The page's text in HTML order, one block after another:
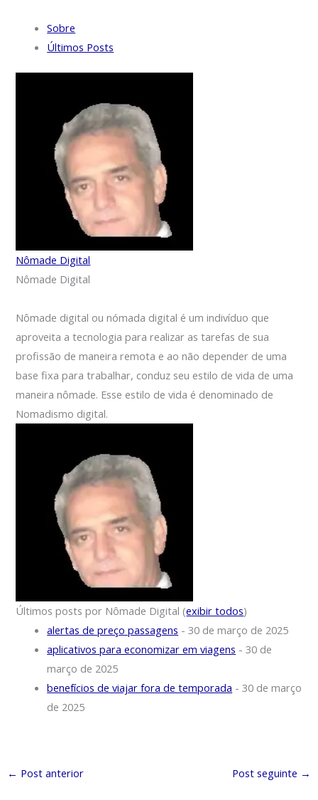
Sobre
Últimos Posts
Nômade Digital
Nômade Digital
Nômade digital ou nómada digital é um indivíduo que
aproveita a tecnologia para realizar as tarefas de sua
profissão de maneira remota e ao não depender de uma
base fixa para trabalhar, conduz seu estilo de vida de uma
maneira nômade. Esse estilo de vida é denominado de
Nomadismo digital.
Últimos posts por Nômade Digital (exibir todos)
alertas de preço passagens - 30 de março de 2025
aplicativos para economizar em viagens - 30 de
março de 2025
benefícios de viajar fora de temporada - 30 de março
de 2025
← Post anterior Post seguinte →